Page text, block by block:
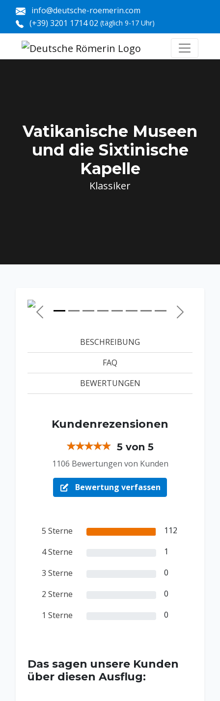
info@deutsche-roemerin.com
(+39) 3201 1714 02 (täglich 9-17 Uhr)
Vatikanische Museen
und die Sixtinische
Kapelle
Klassiker
Zurück Weiter
BESCHREIBUNG
FAQ
BEWERTUNGEN
Kundenrezensionen
5 von 5
1106 Bewertungen von Kunden
Bewertung verfassen
5 Sterne 112
4 Sterne 1
3 Sterne 0
2 Sterne 0
1 Sterne 0
Das sagen unsere Kunden
über diesen Ausflug: